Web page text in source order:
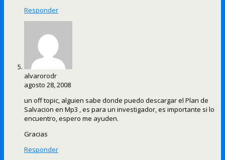
Responder
alvarorodr
agosto 28, 2008
un off topic, alguien sabe donde puedo descargar el Plan de
Salvacion en Mp3 , es para un investigador, es importante si lo
encuentro, espero me ayuden.
Gracias
Responder